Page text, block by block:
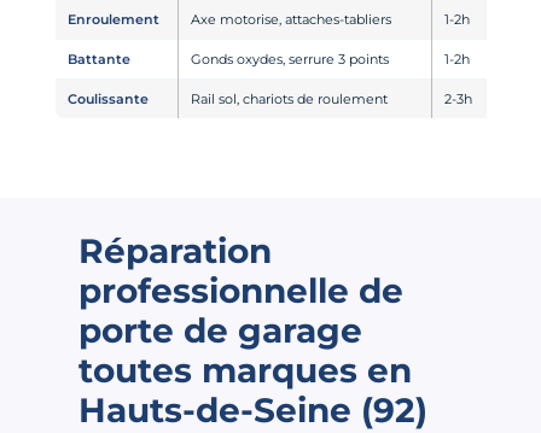
Enroulement Axe motorise, attaches-tabliers 1-2h
Battante Gonds oxydes, serrure 3 points 1-2h
Coulissante Rail sol, chariots de roulement 2-3h
Réparation
professionnelle de
porte de garage
toutes marques en
Hauts-de-Seine (92)